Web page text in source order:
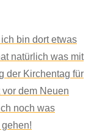
bin dort etwas
natürlich was mit
der Kirchentag für
dem Neuen
noch was